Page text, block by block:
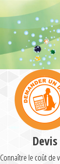
Devis
Connaître le coût de